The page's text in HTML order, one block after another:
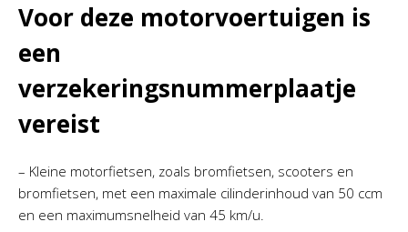
Voor deze motorvoertuigen is
een
verzekeringsnummerplaatje
vereist
– Kleine motorfietsen, zoals bromfietsen, scooters en
bromfietsen, met een maximale cilinderinhoud van 50 ccm
en een maximumsnelheid van 45 km/u.